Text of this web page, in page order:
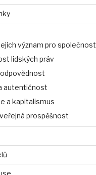
význam pro společnost
lidských práv
autentičnost
a kapitalismus
prospěšnost